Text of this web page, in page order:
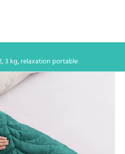
3 kg, relaxation portable